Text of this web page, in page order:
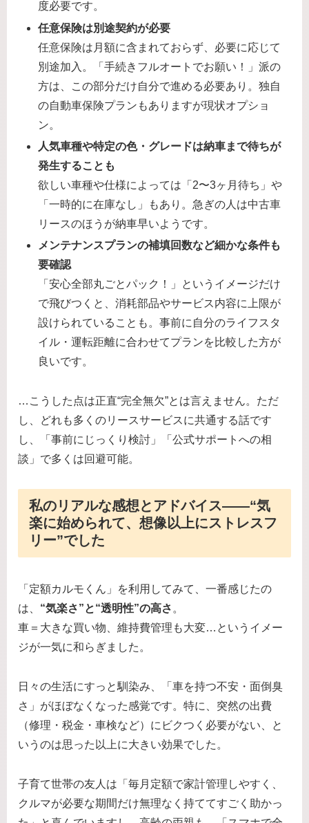
度必要です。
任意保険は別途契約が必要
任意保険は月額に含まれておらず、必要に応じて
別途加入。「手続きフルオートでお願い！」派の
方は、この部分だけ自分で進める必要あり。独自
の自動車保険プランもありますが現状オプショ
ン。
人気車種や特定の色・グレードは納車まで待ちが
発生することも
欲しい車種や仕様によっては「2〜3ヶ月待ち」や
「一時的に在庫なし」もあり。急ぎの人は中古車
リースのほうが納車早いようです。
メンテナンスプランの補填回数など細かな条件も
要確認
「安心全部丸ごとパック！」というイメージだけ
で飛びつくと、消耗部品やサービス内容に上限が
設けられていることも。事前に自分のライフスタ
イル・運転距離に合わせてプランを比較した方が
良いです。
…こうした点は正直“完全無欠”とは言えません。ただ
し、どれも多くのリースサービスに共通する話です
し、「事前にじっくり検討」「公式サポートへの相
談」で多くは回避可能。
私のリアルな感想とアドバイス――“気
楽に始められて、想像以上にストレスフ
リー”でした
「定額カルモくん」を利用してみて、一番感じたの
は、 “気楽さ”と“透明性”の高さ 。
車＝大きな買い物、維持費管理も大変…というイメー
ジが一気に和らぎました。
日々の生活にすっと馴染み、「車を持つ不安・面倒臭
さ」がほぼなくなった感覚です。特に、突然の出費
（修理・税金・車検など）にビクつく必要がない、と
いうのは思った以上に大きい効果でした。
子育て世帯の友人は「毎月定額で家計管理しやすく、
クルマが必要な期間だけ無理なく持ててすごく助かっ